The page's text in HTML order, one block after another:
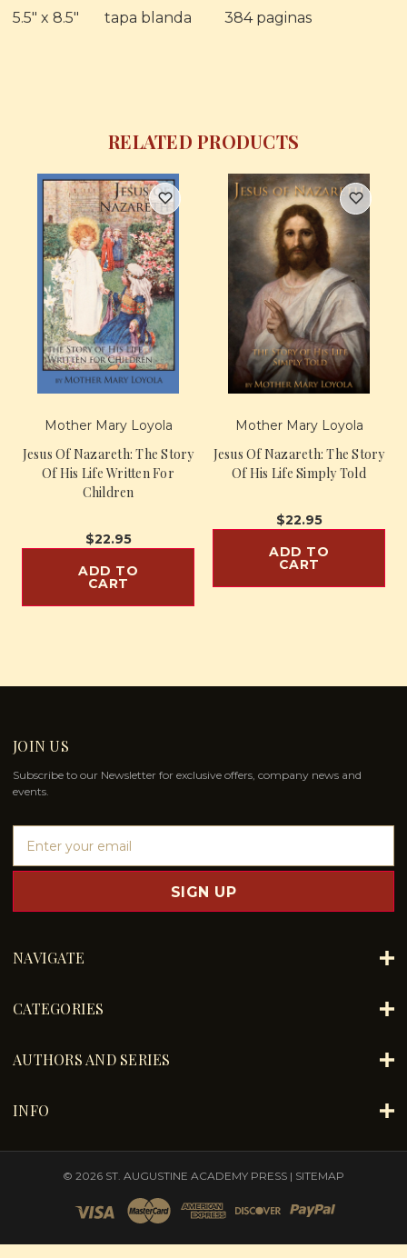
5.5" x 8.5" tapa blanda 384 paginas
RELATED PRODUCTS
Mother Mary Loyola
Jesus Of Nazareth: The Story
Of His Life Written For
Children
$22.95
ADD TO
CART
Mother Mary Loyola
Jesus Of Nazareth: The Story
Of His Life Simply Told
$22.95
ADD TO
CART
JOIN US
Subscribe to our Newsletter for exclusive offers, company news and
events.
a
l
d
d
e
NAVIGATE
CATEGORIES
AUTHORS AND SERIES
INFO
© 2026 ST. AUGUSTINE ACADEMY PRESS | SITEMAP